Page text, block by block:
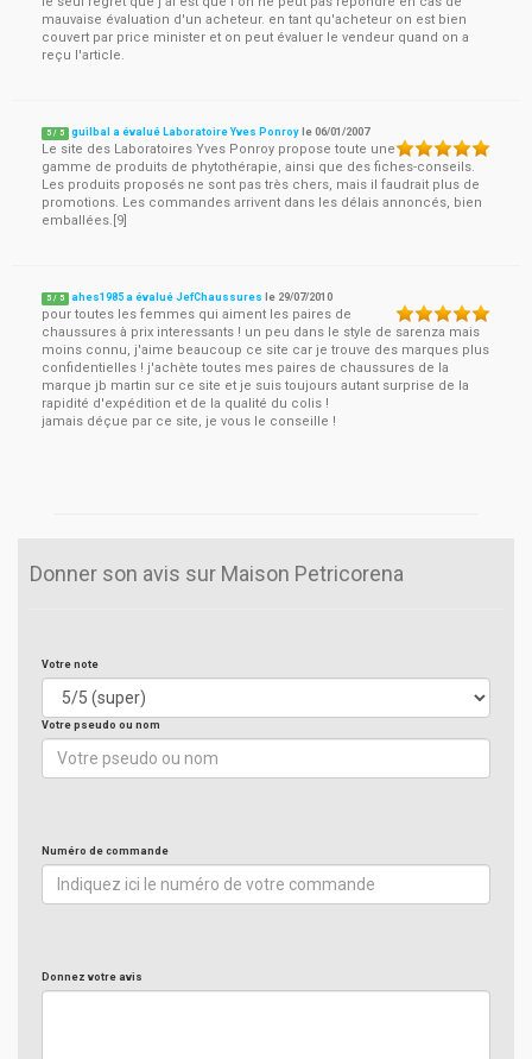
mauvaise évaluation d'un acheteur. en tant qu'acheteur on est bien
couvert par price minister et on peut évaluer le vendeur quand on a
reçu l'article.
5 / 5 guilbal a évalué Laboratoire Yves Ponroy le06/01/2007
Le site des Laboratoires Yves Ponroy propose toute une
gamme de produits de phytothérapie, ainsi que des fiches-conseils.
Les produits proposés ne sont pas très chers, mais il faudrait plus de
promotions. Les commandes arrivent dans les délais annoncés, bien
emballées.[9]
5 / 5 ahes1985 a évalué JefChaussures le 29/07/2010
pour toutes les femmes qui aiment les paires de
chaussures à prix interessants ! un peu dans le style de sarenza mais
moins connu, j'aime beaucoup ce site car je trouve des marques plus
confidentielles ! j'achète toutes mes paires de chaussures de la
marque jb martin sur ce site et je suis toujours autant surprise de la
rapidité d'expédition et de la qualité du colis !
jamais déçue par ce site, je vous le conseille !
Donner son avis sur Maison Petricorena
Votre note
Votre pseudo ou nom
Numéro de commande
Donnez votre avis